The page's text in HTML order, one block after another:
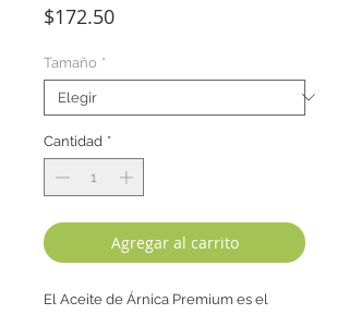
$172.50Precio
Tamaño *
Cantidad *
Agregar al carrito
El Aceite de Árnica Premium es el